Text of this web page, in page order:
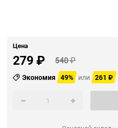
Цена
279 ₽ 540₽
Экономия 49% или 261 ₽